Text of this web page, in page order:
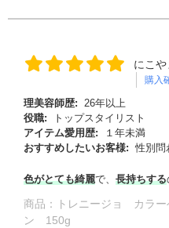
にこや
購入
理美容師歴: 26年以上
役職:
トップスタイリスト
アイテム愛用歴:
１年未満
おすすめしたいお客様: 性別問
色がとても綺麗で、 長持ちする
商品：
トレニージョ カラ
ン 150g